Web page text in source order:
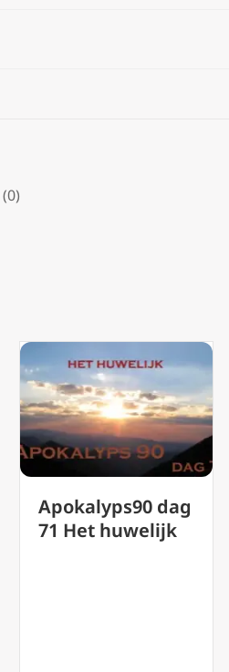
(0)
Apokalyps90 dag
71 Het huwelijk